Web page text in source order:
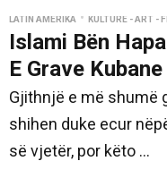
LATIN AMERIKA • KULTURË - ART -
Islami Bën
E Grave Kubane
Gjithnjë e më shumë
shihen duke ecur
së vjetër, por këto ...